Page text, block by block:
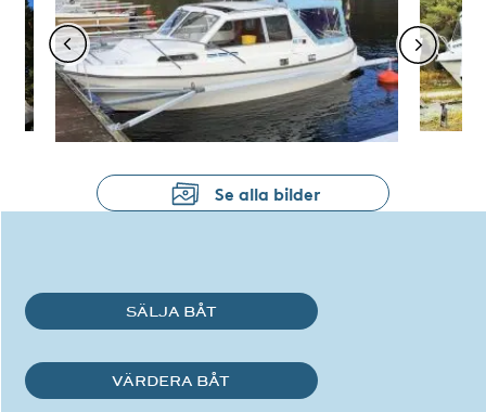
Se alla bilder
SÄLJA BÅT
VÄRDERA BÅT